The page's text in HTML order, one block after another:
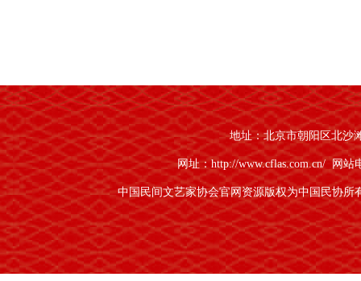
地址：北京市朝阳区北沙
网址：http://www.cflas.com.cn/网站
中国民间文艺家协会官网资源版权为中国民协